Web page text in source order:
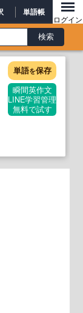
単語帳
ログイン
単語を保存
瞬間英作文
LINE学習管理
無料で試す